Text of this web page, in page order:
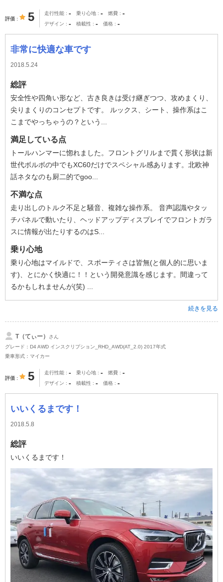
評価 5 走行性能 - 乗り心地 - 燃費 -
デザイン - 積載性 - 価格 -
非常に快適な車です
2018.5.24
総評
安全性や四角い形など、古き良きは受け継ぎつつ、攻めまくり、
尖りまくりのコンセプトです。 ルックス、シート、操作系はこ
こまでやっちゃうの？という...
満足している点
トールハンマーに惚れました。フロントグリルまで貫く形状は新
世代ボルボの中でもXC60だけでスペシャル感あります。北欧神
話ネタなのも厨二的でgoo...
不満な点
走り出しのトルク不足と騒音、複雑な操作系。 音声認識やタッ
チパネルで動いたり、ヘッドアップディスプレイでフロントガラ
スに情報が出たりするのはS...
乗り心地
乗り心地はマイルドで、スポーティさは皆無(と個人的に思いま
す)、とにかく快適に！！という開発意識を感じます。間違って
るかもしれませんが(笑) ...
続きを見る
T（てぃー）
さん
グレード：D4 AWD インスクリプション_RHD_AWD(AT_2.0) 2017年式
乗車形式：マイカー
評価 5 走行性能 - 乗り心地 - 燃費 -
デザイン - 積載性 - 価格 -
いいくるまです！
2018.5.8
総評
いいくるまです！